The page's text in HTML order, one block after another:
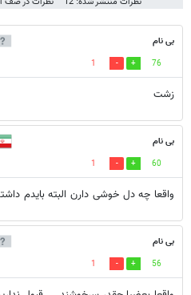
بی نام
76
1
زشت
بی نام
60
1
واقعا چه دل خوشی دارن البته بایدم
بی نام
56
1